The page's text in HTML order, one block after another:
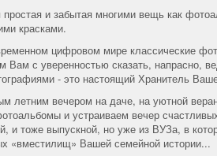
простая и забытая многими вещь как
красками.
цифровом мире классические
Вам с уверенностью сказать, напрасно,
- это настоящий Хранитель
летним вечером на даче, на уютной
и устраиваем вечер
и тоже выпускной, но уже из ВУЗа, в
«вместилищ» Вашей семейной истории...